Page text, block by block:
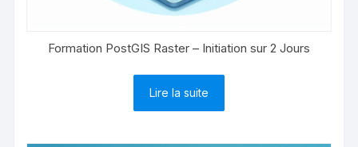
Formation PostGIS Raster – Initiation sur 2 Jours
Lire la suite